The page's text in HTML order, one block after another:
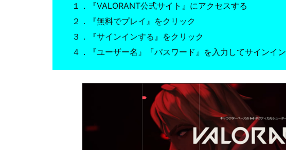
１．『VALORANT公式サイト』にアクセスする
２．『無料でプレイ』をクリック
３．『サインインする』をクリック
４．『ユーザー名』『パスワード』を入力してサインイン